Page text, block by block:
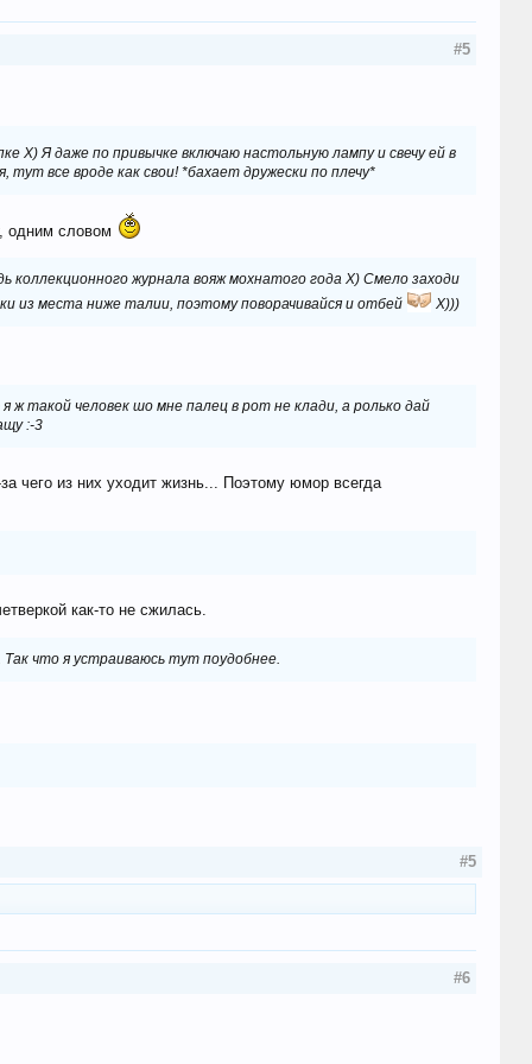
#5
Х) Я даже по привычке включаю настольную лампу и свечу ей в
все вроде как свои! *бахает дружески по плечу*
одним словом
журнала вояж мохнатого года Х) Смело заходи
из места ниже талии, поэтому поворачивайся и отбей
Х)))
такой человек шо мне палец в рот не клади, а ролько дай
:-3
чего из них уходит жизнь... Поэтому юмор всегда
как-то не сжилась.
что я устраиваюсь тут поудобнее.
#5
#6